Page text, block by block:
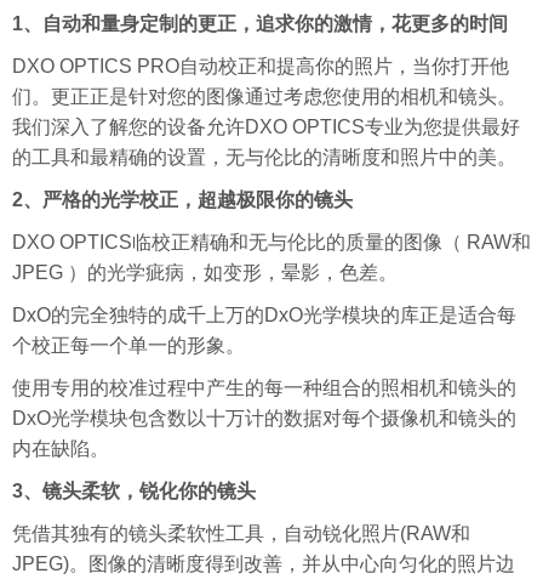
1、自动和量身定制的更正，追求你的激情，花更多的时间
DXO OPTICS PRO自动校正和提高你的照片，当你打开他
们。更正正是针对您的图像通过考虑您使用的相机和镜头。
我们深入了解您的设备允许DXO OPTICS专业为您提供最好
的工具和最精确的设置，无与伦比的清晰度和照片中的美。
2、严格的光学校正，超越极限你的镜头
DXO OPTICS临校正精确和无与伦比的质量的图像（ RAW和
JPEG ）的光学疵病，如变形，晕影，色差。
DxO的完全独特的成千上万的DxO光学模块的库正是适合每
个校正每一个单一的形象。
使用专用的校准过程中产生的每一种组合的照相机和镜头的
DxO光学模块包含数以十万计的数据对每个摄像机和镜头的
内在缺陷。
3、镜头柔软，锐化你的镜头
凭借其独有的镜头柔软性工具，自动锐化照片(RAW和
JPEG)。图像的清晰度得到改善，并从中心向匀化的照片边